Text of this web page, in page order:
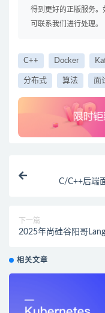
得到更好的正版服务。
可联系我们进行处理。
C++ Docker
分布式 算法 面
C/C++后端
下一篇
2025年尚硅谷阳哥
相关文章